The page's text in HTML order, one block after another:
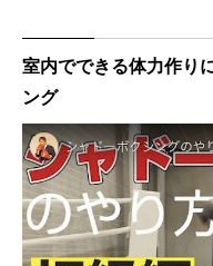
室内でできる体力作り
ング